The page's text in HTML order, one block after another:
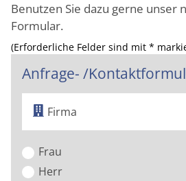
Benutzen Sie dazu gerne unser
Formular.
(Erforderliche Felder sind mit *
Anfrage- /
Frau
Herr